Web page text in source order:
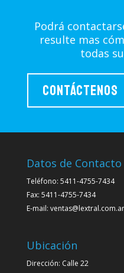
Podrá
resulte mas
todas
Contáctenos
Datos de Contacto
Teléfono: 5411-4755-7434
Fax: 5411-4755-7434
E-mail: ventas@lextral.com.ar
Ubicación
Dirección: Calle 22